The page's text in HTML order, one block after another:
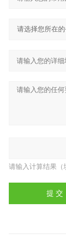
请输入计算结果（